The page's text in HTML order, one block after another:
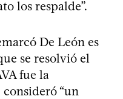
los respalde”.
De León es
se resolvió el
fue la
“un